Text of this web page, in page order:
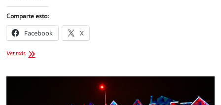
Comparte esto:
Facebook X
Ver másDestino